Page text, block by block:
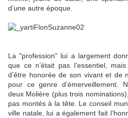
d’une autre époque.
La "profession" lui a largement
que ce n’était pas l’essentiel,
d’être honorée de son vivant et de
pour ce genre d’émerveillement.
deux Molière (plus trois
pas montés à la tête. Le conseil
ville natale, lui a également fait